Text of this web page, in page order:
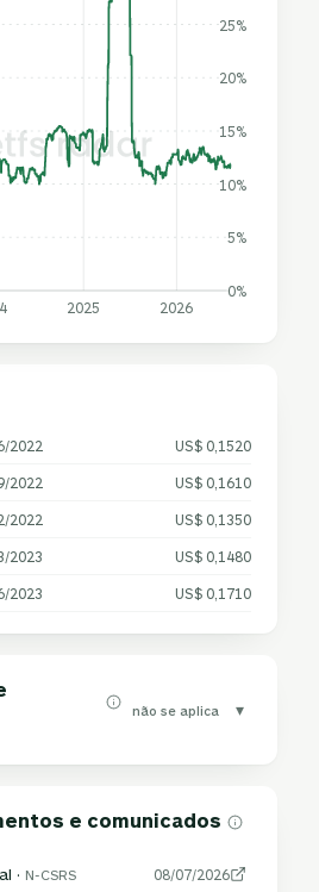
0%
5%
10%
15%
20%
25%
2025 2026
2022 US$ 0,1520
2022 US$ 0,1610
2022 US$ 0,1350
2023 US$ 0,1480
2023 US$ 0,1710
não se aplica ▾
e comunicados
· N-CSRS 08/07/2026